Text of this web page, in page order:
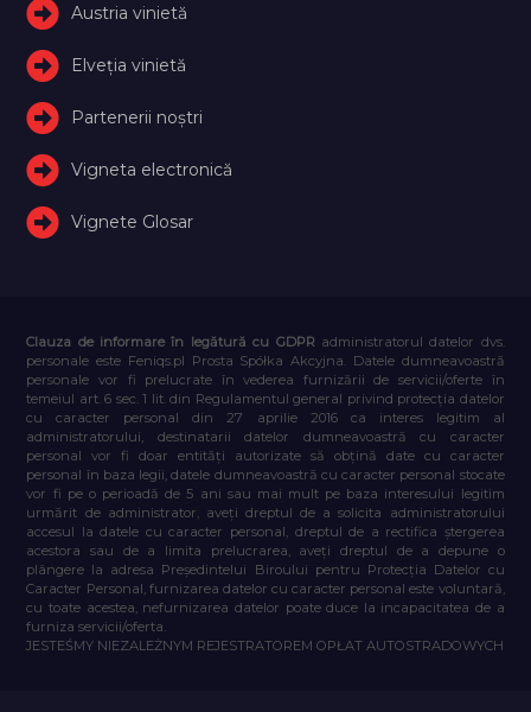
Austria vinietă
Elveţia vinietă
Partenerii noștri
Vigneta electronică
Vignete Glosar
Clauza de informare în legătură cu GDPR administratorul datelor dvs.
personale este Feniqs.pl Prosta Spółka Akcyjna. Datele dumneavoastră
personale vor fi prelucrate în vederea furnizării de servicii/oferte în
temeiul art. 6 sec. 1 lit. din Regulamentul general privind protecția datelor
cu caracter personal din 27 aprilie 2016 ca interes legitim al
administratorului, destinatarii datelor dumneavoastră cu caracter
personal vor fi doar entități autorizate să obțină date cu caracter
personal în baza legii, datele dumneavoastră cu caracter personal stocate
vor fi pe o perioadă de 5 ani sau mai mult pe baza interesului legitim
urmărit de administrator, aveți dreptul de a solicita administratorului
accesul la datele cu caracter personal, dreptul de a rectifica ștergerea
acestora sau de a limita prelucrarea, aveți dreptul de a depune o
plângere la adresa Președintelui Biroului pentru Protecția Datelor cu
Caracter Personal, furnizarea datelor cu caracter personal este voluntară,
cu toate acestea, nefurnizarea datelor poate duce la incapacitatea de a
furniza servicii/oferta.
JESTEŚMY NIEZALEŻNYM REJESTRATOREM OPŁAT AUTOSTRADOWYCH